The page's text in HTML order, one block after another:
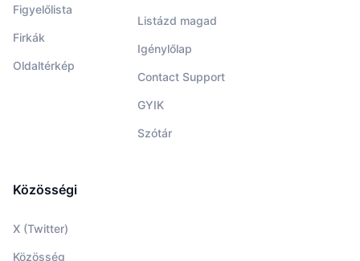
Figyelőlista
Firkák
Oldaltérkép
Listázd magad
Igénylőlap
Contact Support
GYIK
Szótár
Közösségi
X (Twitter)
Közösség